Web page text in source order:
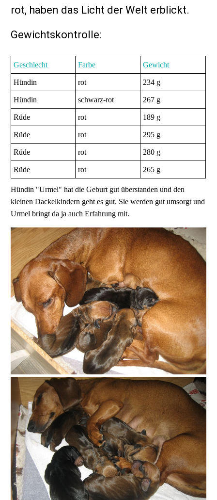
rot, haben das Licht der Welt erblickt.
Gewichtskontrolle:
Geschlecht Farbe Gewicht
Hündin rot 234 g
Hündin schwarz-rot 267 g
Rüde rot 189 g
Rüde rot 295 g
Rüde rot 280 g
Rüde rot 265 g
Hündin "Urmel" hat die Geburt gut überstanden und den
kleinen Dackelkindern geht es gut. Sie werden gut umsorgt und
Urmel bringt da ja auch Erfahrung mit.